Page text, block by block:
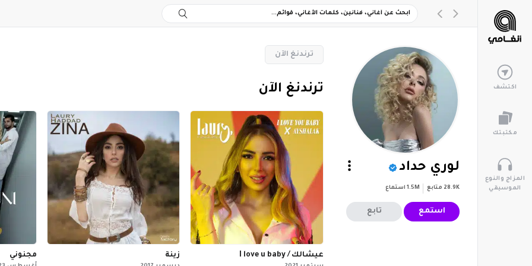
اكتشف
مكتبتك
المزاج والنوع
الموسيقي
لوري حداد
28.9K متابع 1.5M استماع
استمع تابع
‏ترندنغ الآن
‏ترندنغ الآن
I love u baby / عيشالك زينة مجنوني